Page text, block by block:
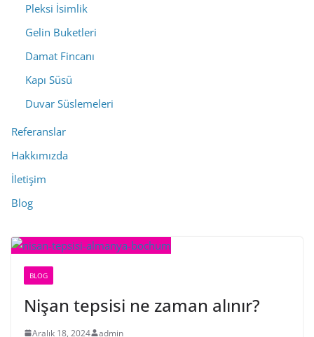
Pleksi İsimlik
Gelin Buketleri
Damat Fincanı
Kapı Süsü
Duvar Süslemeleri
Referanslar
Hakkımızda
İletişim
Blog
BLOG
Nişan tepsisi ne zaman alınır?
Aralık 18, 2024 admin